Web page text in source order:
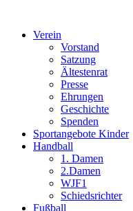
Verein
Vorstand
Satzung
Ältestenrat
Presse
Ehrungen
Geschichte
Spenden
Sportangebote Kinder
Handball
1. Damen
2.Damen
WJF1
Schiedsrichter
Fußball